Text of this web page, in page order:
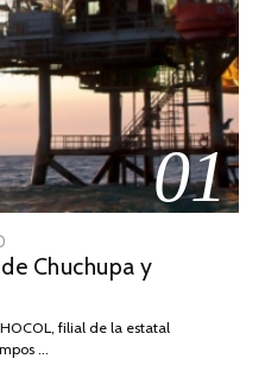
01
DE
2026
Chuchupa y
filial de la estatal
…